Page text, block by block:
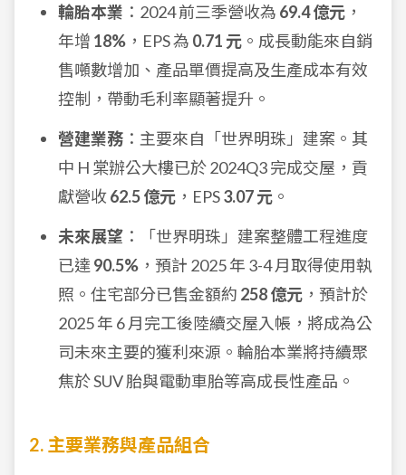
輪胎本業 ：2024 前三季營收為 69.4 億元 ，
年增 18% ，EPS 為 0.71 元 。成長動能來自銷
售噸數增加、產品單價提高及生產成本有效
控制，帶動毛利率顯著提升。
營建業務 ：主要來自「世界明珠」建案。其
中 H 棠辦公大樓已於 2024Q3 完成交屋，貢
獻營收62.5 億元 ，EPS3.07 元 。
未來展望 ：「世界明珠」建案整體工程進度
已達 90.5% ，預計 2025 年 3-4 月取得使用執
照。住宅部分已售金額約 258 億元 ，預計於
2025 年 6 月完工後陸續交屋入帳，將成為公
司未來主要的獲利來源。輪胎本業將持續聚
焦於 SUV 胎與電動車胎等高成長性產品。
2. 主要業務與產品組合